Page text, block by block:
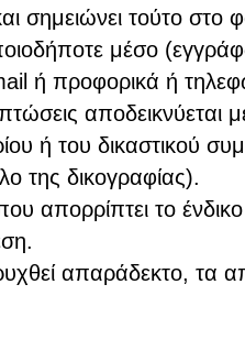
σημειώνει τούτο στο
μέσο
ή προφορικά ή
ή του δικαστικού
της δικογραφίας).
απορρίπτει το
απαράδεκτο, τα